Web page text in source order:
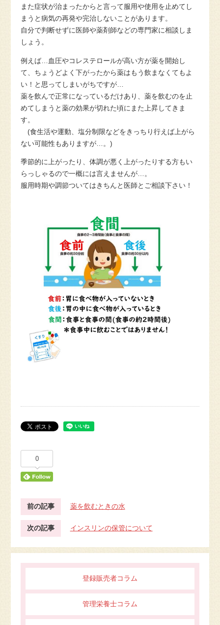
また症状が治まったからと言って服用や使用を止めてし
まうと病気の再発や完治しないことがあります。
自分で判断せずに医師や薬剤師などの専門家に相談しま
しょう。
例えば…血圧やコレステロールが高い方が薬を開始し
て、ちょうどよく下がったから薬はもう飲まなくてもよ
い！と思ってしまいがちですが…
薬を飲んで正常になっているだけあり、薬を飲むのを止
めてしまうと薬の効果が切れた頃にまた上昇してきま
す。
(食生活や運動、塩分制限などをきっちり行えば上がら
ない可能性もありますが
。)
季節的に上がったり、体調が悪く上がったりする方もい
らっしゃるので一概には言えませんが…。
服用時期や調節ついてはきちんと医師とご相談下さい！
0
前の記事 薬を飲むときの水
次の記事 インスリンの保管について
登録販売者コラム
管理栄養士コラム